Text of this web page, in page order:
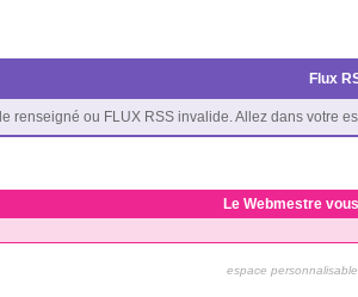
Flux
renseigné ou FLUX RSS invalide. Allez dans votre
Le Webmestre
espace